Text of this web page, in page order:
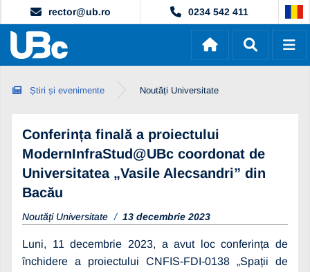
rector@ub.ro 0234 542 411
Știri și evenimente Noutăți Universitate
Conferința finală a proiectului
ModernInfraStud@UBc coordonat de
Universitatea „Vasile Alecsandri” din
Bacău
Noutăți Universitate 13 decembrie 2023
Luni, 11 decembrie 2023, a avut loc conferința de
închidere a proiectului CNFIS-FDI-0138 „Spații de